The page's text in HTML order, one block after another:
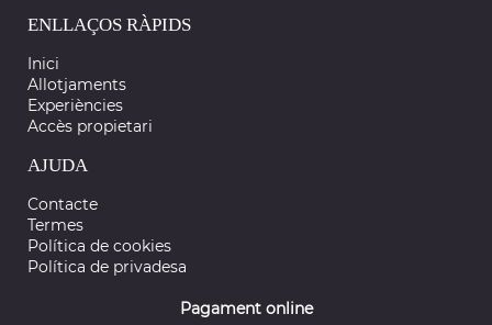
ENLLAÇOS RÀPIDS
Inici
Allotjaments
Experiències
Accès propietari
AJUDA
Contacte
Termes
Política de cookies
Política de privadesa
Pagament online